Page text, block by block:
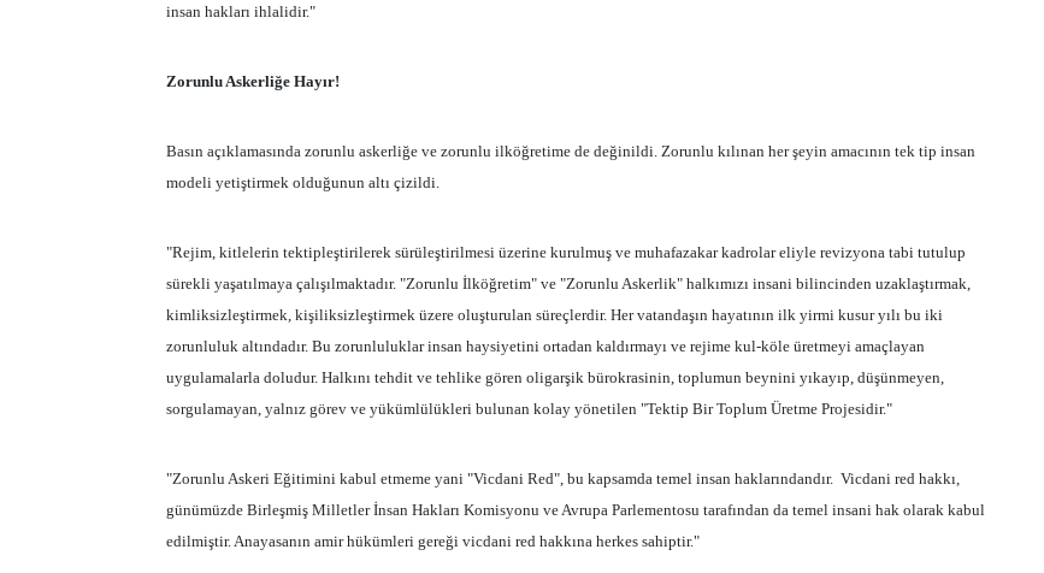
insan hakları ihlalidir."
Zorunlu Askerliğe Hayır!
Basın açıklamasında zorunlu askerliğe ve zorunlu ilköğretime de değinildi. Zorunlu kılınan her şeyin amacının tek tip insan
modeli yetiştirmek olduğunun altı çizildi.
"Rejim, kitlelerin tektipleştirilerek sürüleştirilmesi üzerine kurulmuş ve muhafazakar kadrolar eliyle revizyona tabi tutulup
sürekli yaşatılmaya çalışılmaktadır. "Zorunlu İlköğretim" ve "Zorunlu Askerlik" halkımızı insani bilincinden uzaklaştırmak,
kimliksizleştirmek, kişiliksizleştirmek üzere oluşturulan süreçlerdir. Her vatandaşın hayatının ilk yirmi kusur yılı bu iki
zorunluluk altındadır. Bu zorunluluklar insan haysiyetini ortadan kaldırmayı ve rejime kul-köle üretmeyi amaçlayan
uygulamalarla doludur. Halkını tehdit ve tehlike gören oligarşik bürokrasinin, toplumun beynini yıkayıp, düşünmeyen,
sorgulamayan, yalnız görev ve yükümlülükleri bulunan kolay yönetilen "Tektip Bir Toplum Üretme Projesidir."
"Zorunlu Askeri Eğitimini kabul etmeme yani "Vicdani Red", bu kapsamda temel insan haklarındandır. Vicdani red hakkı,
günümüzde Birleşmiş Milletler İnsan Hakları Komisyonu ve Avrupa Parlementosu tarafından da temel insani hak olarak kabul
edilmiştir. Anayasanın amir hükümleri gereği vicdani red hakkına herkes sahiptir."